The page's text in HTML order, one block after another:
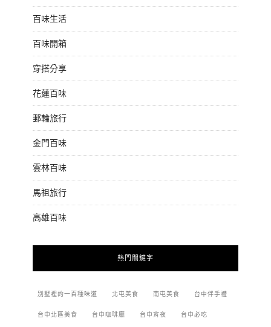
百味生活
百味開箱
穿搭分享
花蓮百味
郵輪旅行
金門百味
雲林百味
馬祖旅行
高雄百味
熱門關鍵字
別墅裡的一百種味道 北屯美食 南屯美食 台中伴手禮
台中北區美食 台中咖啡廳 台中宵夜 台中必吃